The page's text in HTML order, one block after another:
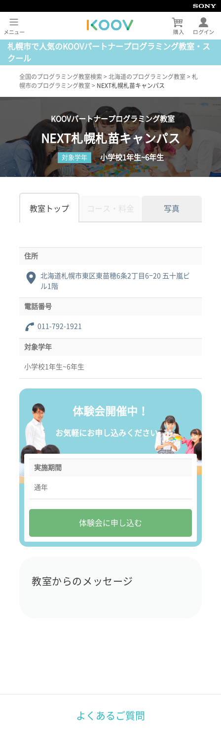
札幌市で人気のKOOVパートナープログラミング教室・ス
クール
全国のプログラミング教室検索 > 北海道のプログラミング教室 > 札
幌市のプログラミング教室 > NEXT札幌札苗キャンパス
KOOVパートナープログラミング教室
NEXT札幌札苗キャンパス
対象学年 小学校1年生~6年生
教室トップ コース・料金 写真
住所
北海道札幌市東区東苗穂6条2丁目6−20 五十嵐ビ
ル1階
電話番号
011-792-1921
対象学年
小学校1年生~6年生
体験会開催中！
お気軽にお申し込みください。
実施期間
通年
体験会に申し込む
教室からのメッセージ
よくあるご質問